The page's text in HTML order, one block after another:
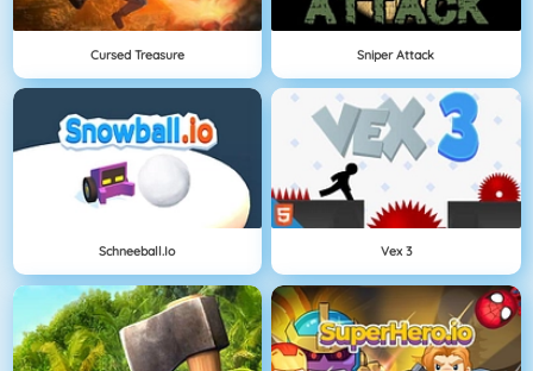
Cursed Treasure Sniper Attack
Schneeball.io Vex 3